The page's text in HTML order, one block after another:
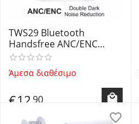
TWS29 Bluetooth
Handsfree ANC/ENC
Λευκά Ακουστικά με Θήκη
Φόρτισης LCD Οθόνη
Αφής Double Dark Noise
Reduction Touch Control
Άμεσα διαθέσιμο
€1290